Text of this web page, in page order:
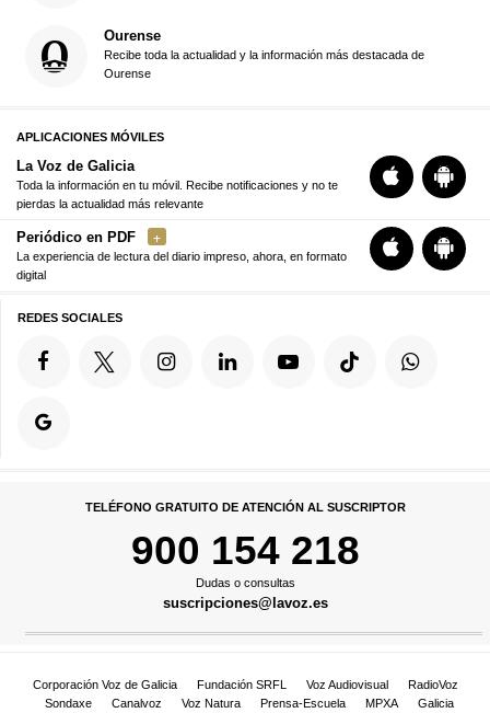
Ourense
Recibe toda la actualidad y la información más destacada de
Ourense
APLICACIONES MÓVILES
La Voz de Galicia
Toda la información en tu móvil. Recibe notificaciones y no te
pierdas la actualidad más relevante
Periódico en PDF
La experiencia de lectura del diario impreso, ahora, en formato
digital
REDES SOCIALES
TELÉFONO GRATUITO DE ATENCIÓN AL SUSCRIPTOR
900 154 218
Dudas o consultas
suscripciones@lavoz.es
Corporación Voz de Galicia Fundación SRFL Voz Audiovisual
RadioVoz
Sondaxe
Canalvoz Voz Natura Prensa-Escuela MPXA Galicia